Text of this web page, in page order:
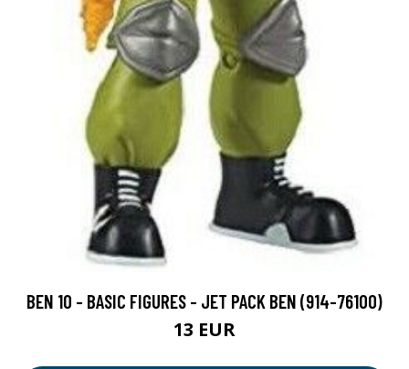
BEN 10 - BASIC FIGURES - JET PACK BEN (914-76100)
13 EUR